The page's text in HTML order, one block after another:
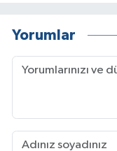
Yorumlar